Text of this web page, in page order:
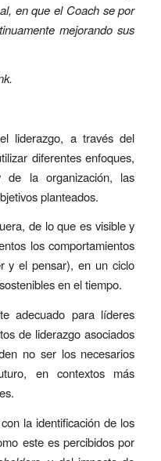
en que el Coach se por
mejorando sus
.
liderazgo, a través del
diferentes enfoques,
la organización, las
planteados.
de lo que es visible y
los comportamientos
y el pensar), en un ciclo
en el tiempo.
adecuado para líderes
de liderazgo asociados
no ser los necesarios
en contextos más
la identificación de los
este es percibidos por